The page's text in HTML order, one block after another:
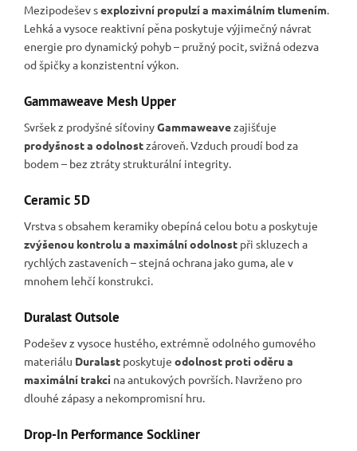
Mezipodešev sexplozivní propulzí a maximálním tlumením.
Lehká a vysoce reaktivní pěna poskytuje výjimečný návrat
energie pro dynamický pohyb – pružný pocit, svižná odezva
od špičky a konzistentní výkon.
Gammaweave Mesh Upper
Svršek z prodyšné síťovinyGammaweavezajišťuje
prodyšnost a odolnostzároveň. Vzduch proudí bod za
bodem – bez ztráty strukturální integrity.
Ceramic 5D
Vrstva s obsahem keramiky obepíná celou botu a poskytuje
zvýšenou kontrolu a maximální odolnost při skluzech a
rychlých zastaveních – stejná ochrana jako guma, ale v
mnohem lehčí konstrukci.
Duralast Outsole
Podešev z vysoce hustého, extrémně odolného gumového
materiálu Duralast poskytuje odolnost proti oděru a
maximální trakci na antukových površích. Navrženo pro
dlouhé zápasy a nekompromisní hru.
Drop-In Performance Sockliner